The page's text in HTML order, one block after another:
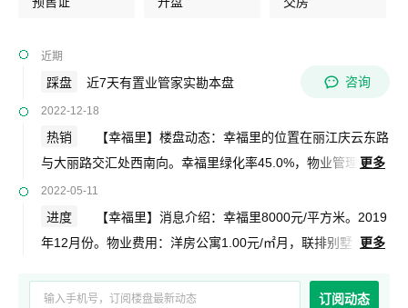
近期
踩盘 近7天有置业管家实勘本盘 咨询
2022-12-18
热销
更多
【幸福里】楼盘动态：幸福里的位置在丽江庆云东路
与大丽路交汇处西南向。幸福里绿化率45.0%，物业管理
严格，配套设施齐全，交通购物便利，小区环境优美。具体信
息请关注吉屋网。
2022-05-11
进度
更多
【幸福里】消息介绍：幸福里8000元/平方米。2019
年12月份。物业费用：洋房公寓1.00元/㎡月，联排别墅
层。容积率0.8。正在销售户型有：42.1平-212.9平1居-6居。
订阅动态